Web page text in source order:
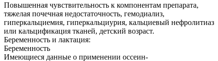
Повышенная чувствительность к компонентам препарата,
тяжелая почечная недостаточность, гемодиализ,
гиперкальциемия, гиперкальциурия, кальциевый нефролитиаз
или кальцификация тканей, детский возраст.
Беременность и лактация:
Беременность
Имеющиеся данные о применении оссеин-